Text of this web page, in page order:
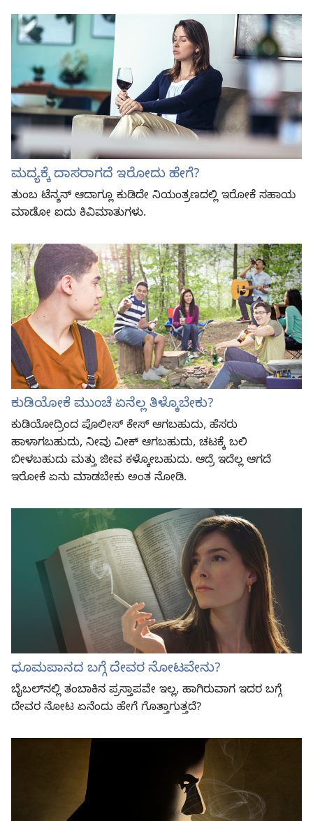
ಮದ್ಯಕ್ಕೆ ದಾಸರಾಗದೆ ಇರೋದು ಹೇಗೆ?
ತುಂಬ ಟೆನ್ಶನ್‌ ಆದಾಗ್ಲೂ ಕುಡಿದೇ ನಿಯಂತ್ರಣದಲ್ಲಿ ಇರೋಕೆ ಸಹಾಯ
ಮಾಡೋ ಐದು ಕಿವಿಮಾತುಗಳು.
ಕುಡಿಯೋಕೆ ಮುಂಚೆ ಏನೆಲ್ಲ ತಿಳ್ಕೊಬೇಕು?
ಕುಡಿಯೋದ್ರಿಂದ ಪೊಲೀಸ್‌ ಕೇಸ್‌ ಆಗಬಹುದು, ಹೆಸರು
ಹಾಳಾಗಬಹುದು, ನೀವು ವೀಕ್‌ ಆಗಬಹುದು, ಚಟಕ್ಕೆ ಬಲಿ
ಬೀಳಬಹುದು ಮತ್ತು ಜೀವ ಕಳ್ಕೋಬಹುದು. ಆದ್ರೆ ಇದೆಲ್ಲ ಆಗದೆ
ಇರೋಕೆ ಏನು ಮಾಡಬೇಕು ಅಂತ ನೋಡಿ.
ಧೂಮಪಾನದ ಬಗ್ಗೆ ದೇವರ ನೋಟವೇನು?
ಬೈಬಲ್‍ನಲ್ಲಿ ತಂಬಾಕಿನ ಪ್ರಸ್ತಾಪವೇ ಇಲ್ಲ, ಹಾಗಿರುವಾಗ ಇದರ ಬಗ್ಗೆ
ದೇವರ ನೋಟ ಏನೆಂದು ಹೇಗೆ ಗೊತ್ತಾಗುತ್ತದೆ?